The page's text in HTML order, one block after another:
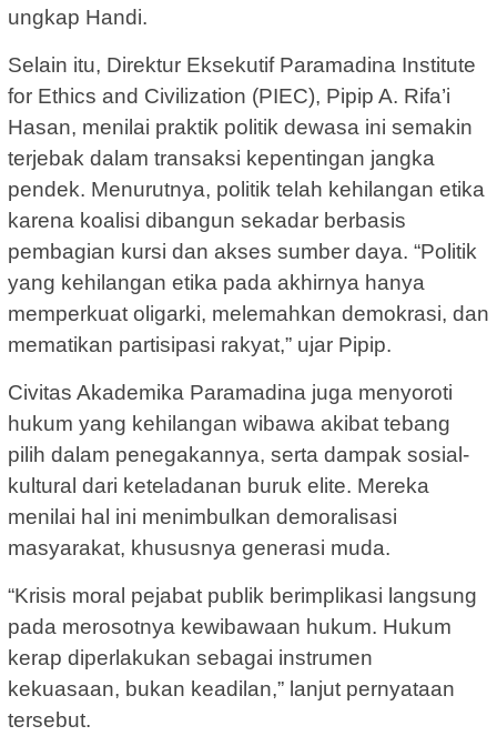
ungkap Handi.
Selain itu, Direktur Eksekutif Paramadina Institute
for Ethics and Civilization (PIEC), Pipip A. Rifa’i
Hasan, menilai praktik politik dewasa ini semakin
terjebak dalam transaksi kepentingan jangka
pendek. Menurutnya, politik telah kehilangan etika
karena koalisi dibangun sekadar berbasis
pembagian kursi dan akses sumber daya. “Politik
yang kehilangan etika pada akhirnya hanya
memperkuat oligarki, melemahkan demokrasi, dan
mematikan partisipasi rakyat,” ujar Pipip.
Civitas Akademika Paramadina juga menyoroti
hukum yang kehilangan wibawa akibat tebang
pilih dalam penegakannya, serta dampak sosial-
kultural dari keteladanan buruk elite. Mereka
menilai hal ini menimbulkan demoralisasi
masyarakat, khususnya generasi muda.
“Krisis moral pejabat publik berimplikasi langsung
pada merosotnya kewibawaan hukum. Hukum
kerap diperlakukan sebagai instrumen
kekuasaan, bukan keadilan,” lanjut pernyataan
tersebut.